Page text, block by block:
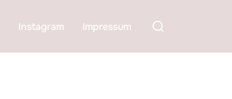
Instagram Impressum
Suchen